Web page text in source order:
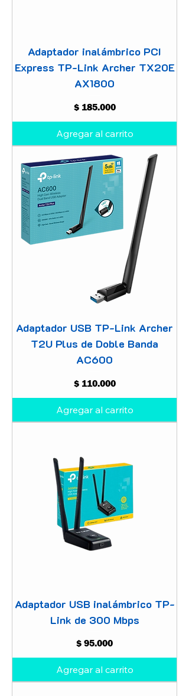
Adaptador inalámbrico PCI
Express TP-Link Archer TX20E
AX1800
Precio
$ 185.000
Agregar al carrito
Adaptador USB TP-Link Archer
T2U Plus de Doble Banda
AC600
Precio
$ 110.000
Agregar al carrito
Adaptador USB inalámbrico TP-
Link de 300 Mbps
Precio
$ 95.000
Agregar al carrito